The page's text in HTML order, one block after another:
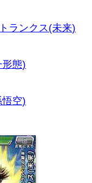
ランクス(未来)
態)
空)